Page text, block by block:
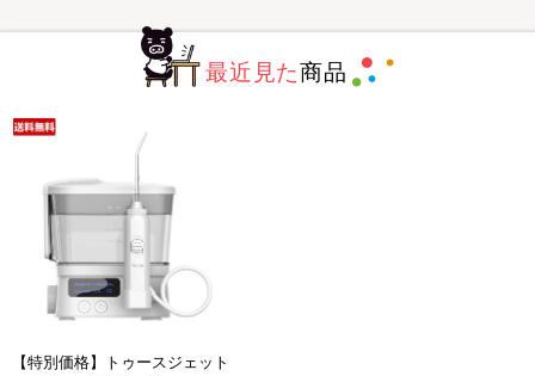
最近見た商品
【特別価格】トゥースジェット